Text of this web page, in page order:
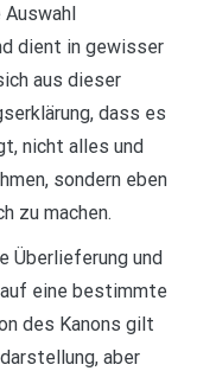
dient in gewisser
aus dieser
dass es
nicht alles und
sondern eben
zu machen.
Überlieferung und
eine bestimmte
des Kanons gilt
aber